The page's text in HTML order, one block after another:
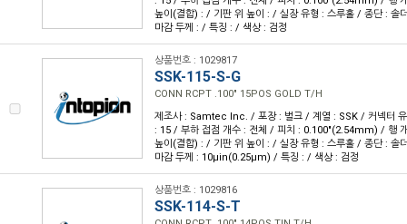
높이(결합) : / 기판 위 높이 : / 실장 유형 : 스루홀 / 종단 : 솔
마감 두께 : / 특징 : / 색상 : 검정
상품번호 : 1029817
SSK-115-S-G
CONN RCPT .100" 15POS GOLD T/H
제조사 : Samtec Inc. / 포장 : 벌크 / 계열 : SSK / 커넥터
: 15 / 부하 접점 개수 : 전체 / 피치 : 0.100"(2.54mm) / 행
높이(결합) : / 기판 위 높이 : / 실장 유형 : 스루홀 / 종단 : 솔
마감 두께 : 10µin(0.25µm) / 특징 : / 색상 : 검정
상품번호 : 1029816
SSK-114-S-T